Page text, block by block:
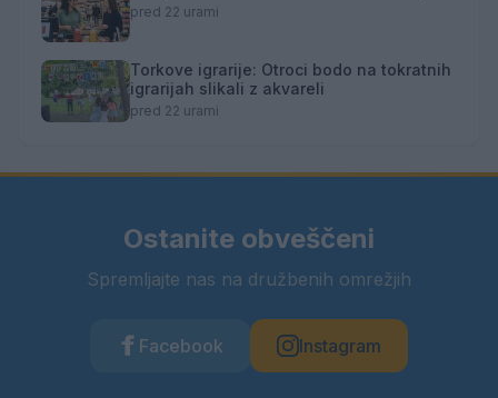
pred 22 urami
Torkove igrarije: Otroci bodo na tokratnih
igrarijah slikali z akvareli
pred 22 urami
Ostanite obveščeni
Spremljajte nas na družbenih omrežjih
Facebook Instagram